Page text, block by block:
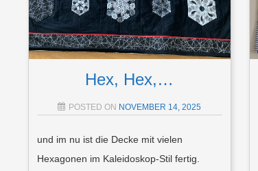
Hex, Hex,…
POSTED ON NOVEMBER 14, 2025
und im nu ist die Decke mit vielen
Hexagonen im Kaleidoskop-Stil fertig.